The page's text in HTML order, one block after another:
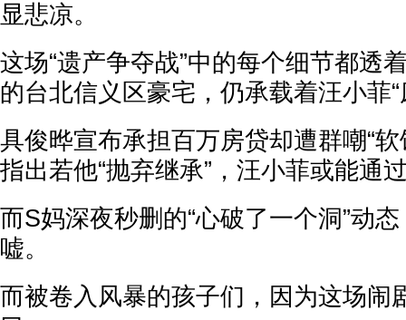
显悲凉。
这场“遗产争夺战”中的每个细节都透
的台北信义区豪宅，仍承载着汪小菲
具俊晔宣布承担百万房贷却遭群嘲“
指出若他“抛弃继承”，汪小菲或能通
而S妈深夜秒删的“心破了一个洞”动
嘘。
而被卷入风暴的孩子们，因为这场闹